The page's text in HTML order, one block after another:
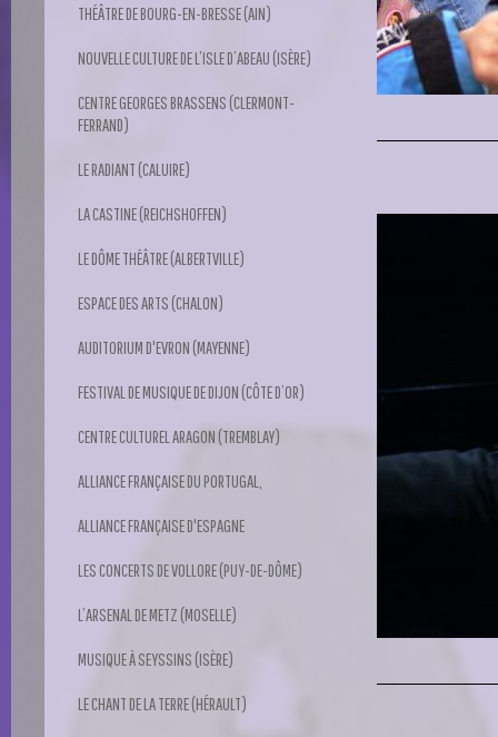
THÉÂTRE DE BOURG-EN-BRESSE (AIN)
NOUVELLE CULTURE DE L’ISLE D’ABEAU (ISÈRE)
CENTRE GEORGES BRASSENS (CLERMONT-
FERRAND)
LE RADIANT (CALUIRE)
LA CASTINE (REICHSHOFFEN)
LE DÔME THÉÂTRE (ALBERTVILLE)
ESPACE DES ARTS (CHALON)
AUDITORIUM D'EVRON (MAYENNE)
FESTIVAL DE MUSIQUE DE DIJON (CÔTE D’OR)
CENTRE CULTUREL ARAGON (TREMBLAY)
ALLIANCE FRANÇAISE DU PORTUGAL,
ALLIANCE FRANÇAISE D'ESPAGNE
LES CONCERTS DE VOLLORE (PUY-DE-DÔME)
L’ARSENAL DE METZ (MOSELLE)
MUSIQUE À SEYSSINS (ISÈRE)
LE CHANT DE LA TERRE (HÉRAULT)